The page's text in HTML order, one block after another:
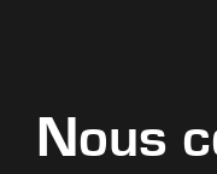
Nous